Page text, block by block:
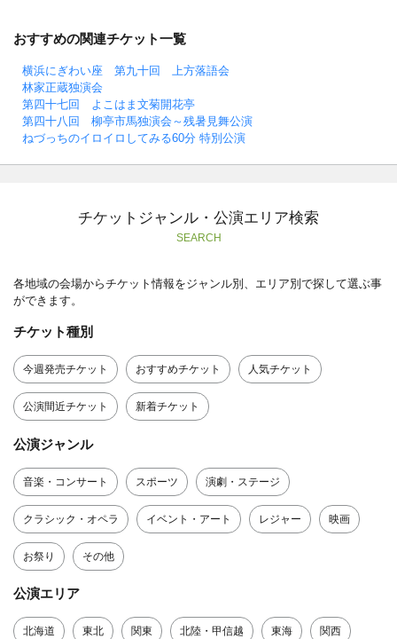
おすすめの関連チケット一覧
横浜にぎわい座 第九十回 上方落語会
林家正蔵独演会
第四十七回 よこはま文菊開花亭
第四十八回 柳亭市馬独演会～残暑見舞公演
ねづっちのイロイロしてみる60分 特別公演
チケットジャンル・公演エリア検索
SEARCH
各地域の会場からチケット情報をジャンル別、エリア別で探して選ぶ事
ができます。
チケット種別
今週発売チケット おすすめチケット 人気チケット
公演間近チケット 新着チケット
公演ジャンル
音楽・コンサート スポーツ 演劇・ステージ
クラシック・オペラ イベント・アート レジャー 映画
お祭り その他
公演エリア
北海道 東北 関東 北陸・甲信越 東海 関西